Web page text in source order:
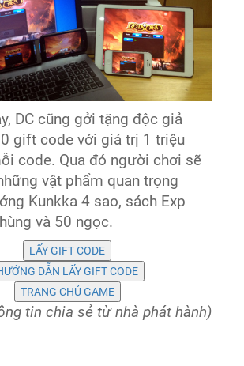
DC cũng gởi tặng độc giả
gift code với giá trị 1 triệu
code. Qua đó người chơi sẽ
vật phẩm quan trọng
Kunkka 4 sao, sách Exp
và 50 ngọc.
tin chia sẻ từ nhà phát hành)